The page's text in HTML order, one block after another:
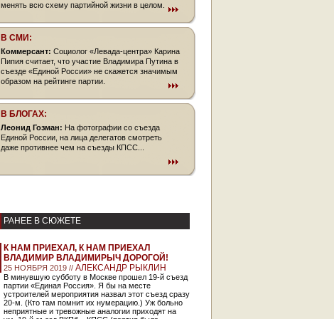
менять всю схему партийной жизни в целом.
В СМИ:
Коммерсант: Социолог «Левада-центра» Карина
Пипия считает, что участие Владимира Путина в
съезде «Единой России» не скажется значимым
образом на рейтинге партии.
В БЛОГАХ:
Леонид Гозман: На фотографии со съезда
Единой России, на лица делегатов смотреть
даже противнее чем на съезды КПСС...
РАНЕЕ В СЮЖЕТЕ
К НАМ ПРИЕХАЛ, К НАМ ПРИЕХАЛ
ВЛАДИМИР ВЛАДИМИРЫЧ ДОРОГОЙ!
25 НОЯБРЯ 2019 // АЛЕКСАНДР РЫКЛИН
В минувшую субботу в Москве прошел 19-й съезд
партии «Единая Россия». Я бы на месте
устроителей мероприятия назвал этот съезд сразу
20-м. (Кто там помнит их нумерацию.) Уж больно
неприятные и тревожные аналогии приходят на